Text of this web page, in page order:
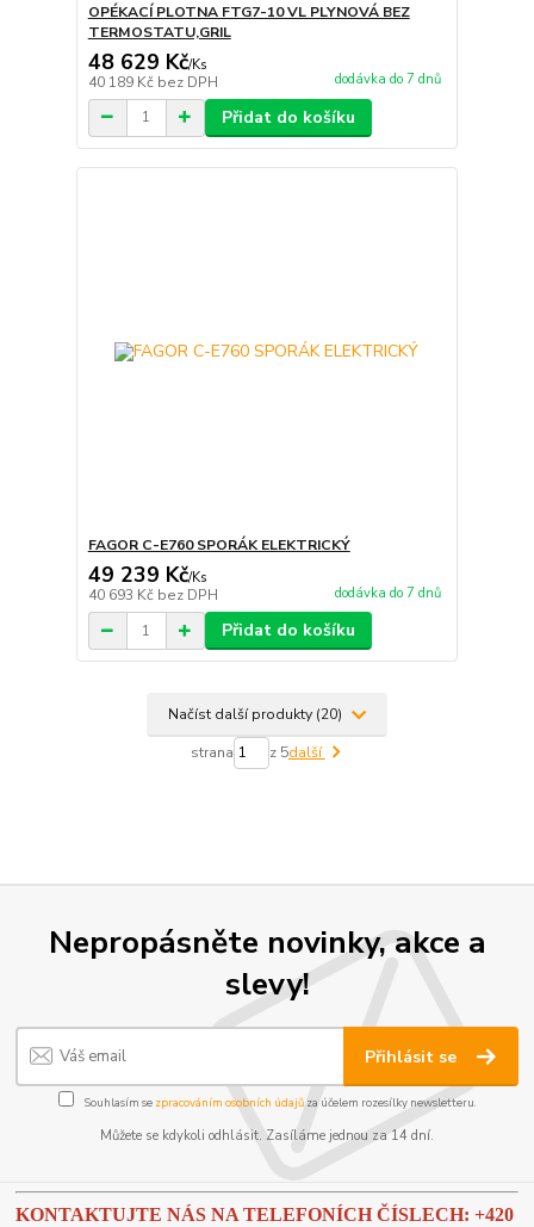
OPÉKACÍ PLOTNA FTG7-10 VL PLYNOVÁ BEZ
TERMOSTATU,GRIL
48 629 Kč/Ks
40 189 Kč bez DPH dodávka do 7 dnů
Přidat do košíku
FAGOR C-E760 SPORÁK ELEKTRICKÝ
49 239 Kč/Ks
40 693 Kč bez DPH dodávka do 7 dnů
Přidat do košíku
Načíst další produkty (20)
strana z 5další
Nepropásněte novinky, akce a
slevy!
Přihlásit se
Souhlasím se zpracováním osobních údajůza účelem rozesílky newsletteru.
Můžete se kdykoli odhlásit. Zasíláme jednou za 14 dní.
KONTAKTUJTE NÁS NA TELEFONÍCH ČÍSLECH: +420